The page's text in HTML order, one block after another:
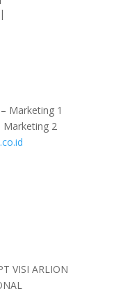
– Marketing 1
Marketing 2
VISI ARLION